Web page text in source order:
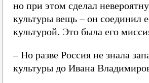
но при этом сделал
культуры вещь – он соединил
культурой. Это была его
– Но разве Россия не знала
культуры до Ивана